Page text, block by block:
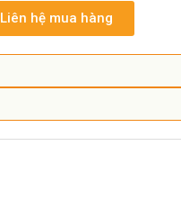
Liên hệ mua hàng